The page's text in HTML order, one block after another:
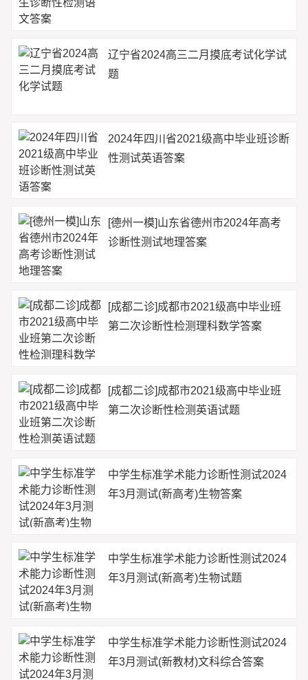
辽宁省2024高三二月摸底考试化学试
题
2024年四川省2021级高中毕业班诊断
性测试英语答案
[德州一模]山东省德州市2024年高考
诊断性测试地理答案
[成都二诊]成都市2021级高中毕业班
第二次诊断性检测理科数学答案
[成都二诊]成都市2021级高中毕业班
第二次诊断性检测英语试题
中学生标准学术能力诊断性测试2024
年3月测试(新高考)生物答案
中学生标准学术能力诊断性测试2024
年3月测试(新高考)生物试题
中学生标准学术能力诊断性测试2024
年3月测试(新教材)文科综合答案